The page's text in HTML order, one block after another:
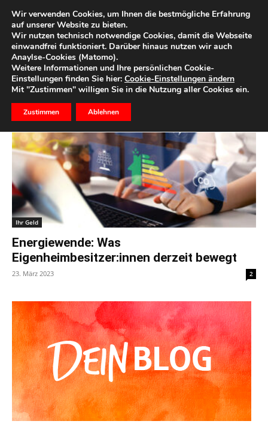
Start Schlagworte Ernergetisches Renovieren
Schlagwort: Ernergetisches
Renovieren
Ihr Geld
Energiewende: Was
Eigenheimbesitzer:innen derzeit bewegt
23. März 2023 2
Wir verwenden Cookies, um Ihnen die bestmögliche Erfahrung
auf unserer Website zu bieten.
Wir nutzen technisch notwendige Cookies, damit die Webseite
einwandfrei funktioniert. Darüber hinaus nutzen wir auch
Anaylse-Cookies (Matomo).
Weitere Informationen und Ihre persönlichen Cookie-
Einstellungen finden Sie hier: Cookie-Einstellungen ändern
Mit "Zustimmen" willigen Sie in die Nutzung aller Cookies ein.
Zustimmen Ablehnen